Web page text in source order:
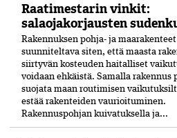
Raatimestarin vinkit:
salaojakorjausten
Rakennuksen pohja- ja
suunniteltava siten, että maasta
siirtyvän kosteuden haitalliset
voidaan ehkäistä. Samalla rakennus
suojata maan routimisen
estää rakenteiden vaurioituminen.
Rakennuspohjan kuivatuksella ja...